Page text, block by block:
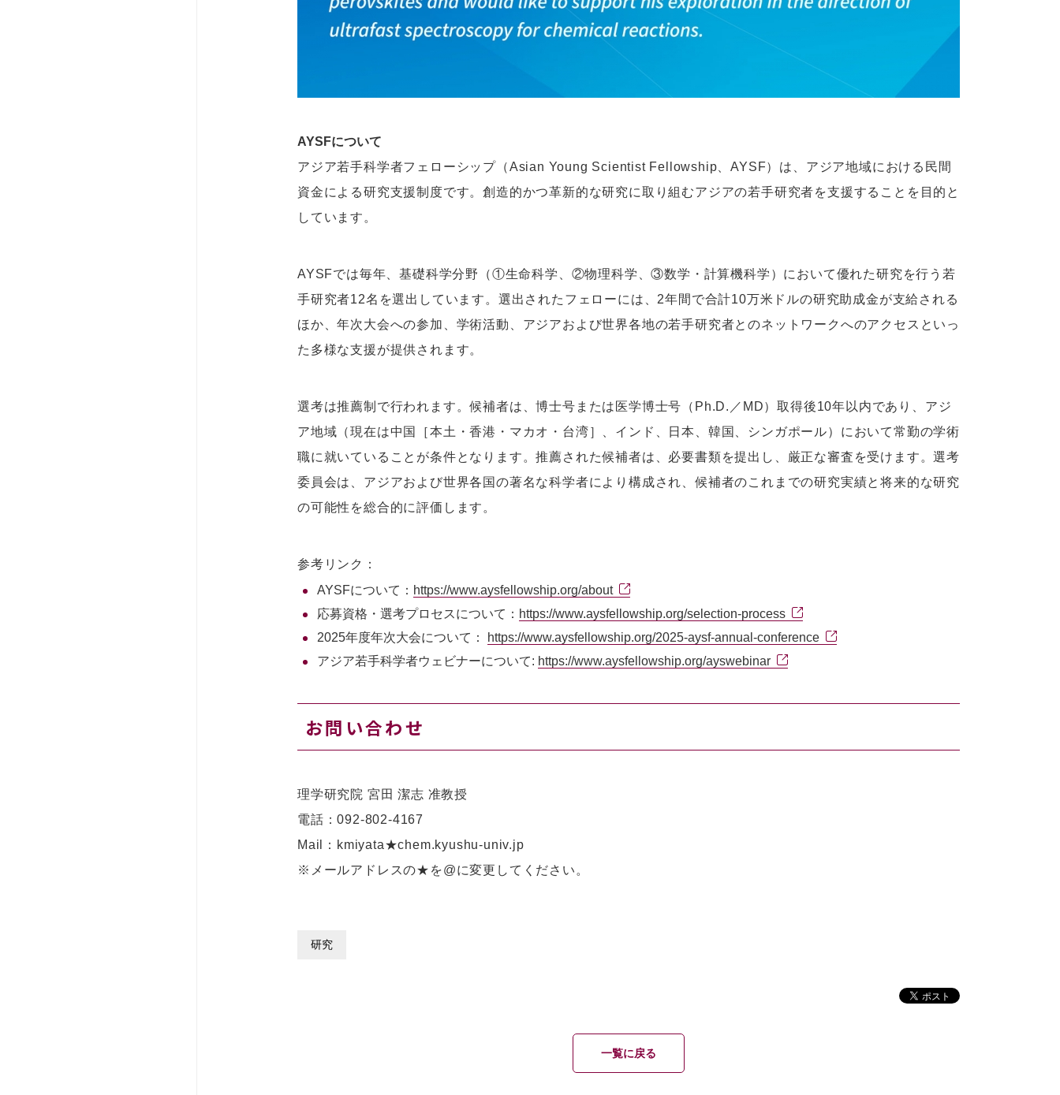
AYSFについて
アジア若手科学者フェローシップ（Asian Young Scientist Fellowship、AYSF）は、アジア地域における民間
資金による研究支援制度です。創造的かつ革新的な研究に取り組むアジアの若手研究者を支援することを目的と
しています。
AYSFでは毎年、基礎科学分野（①生命科学、②物理科学、③数学・計算機科学）において優れた研究を行う若
手研究者12名を選出しています。選出されたフェローには、2年間で合計10万米ドルの研究助成金が支給される
ほか、年次大会への参加、学術活動、アジアおよび世界各地の若手研究者とのネットワークへのアクセスといっ
た多様な支援が提供されます。
選考は推薦制で行われます。候補者は、博士号または医学博士号（Ph.D.／MD）取得後10年以内であり、アジ
ア地域（現在は中国［本土・香港・マカオ・台湾］、インド、日本、韓国、シンガポール）において常勤の学術
職に就いていることが条件となります。推薦された候補者は、必要書類を提出し、厳正な審査を受けます。選考
委員会は、アジアおよび世界各国の著名な科学者により構成され、候補者のこれまでの研究実績と将来的な研究
の可能性を総合的に評価します。
参考リンク：
AYSFについて： https://www.aysfellowship.org/about
応募資格・選考プロセスについて： https://www.aysfellowship.org/selection-process
2025年度年次大会について：
https://www.aysfellowship.org/2025-aysf-annual-conference
アジア若手科学者ウェビナーについて: https://www.aysfellowship.org/ayswebinar
お問い合わせ
理学研究院 宮田 潔志 准教授
電話：092-802-4167
Mail：kmiyata★chem.kyushu-univ.jp
※メールアドレスの★を@に変更してください。
研究
一覧に戻る